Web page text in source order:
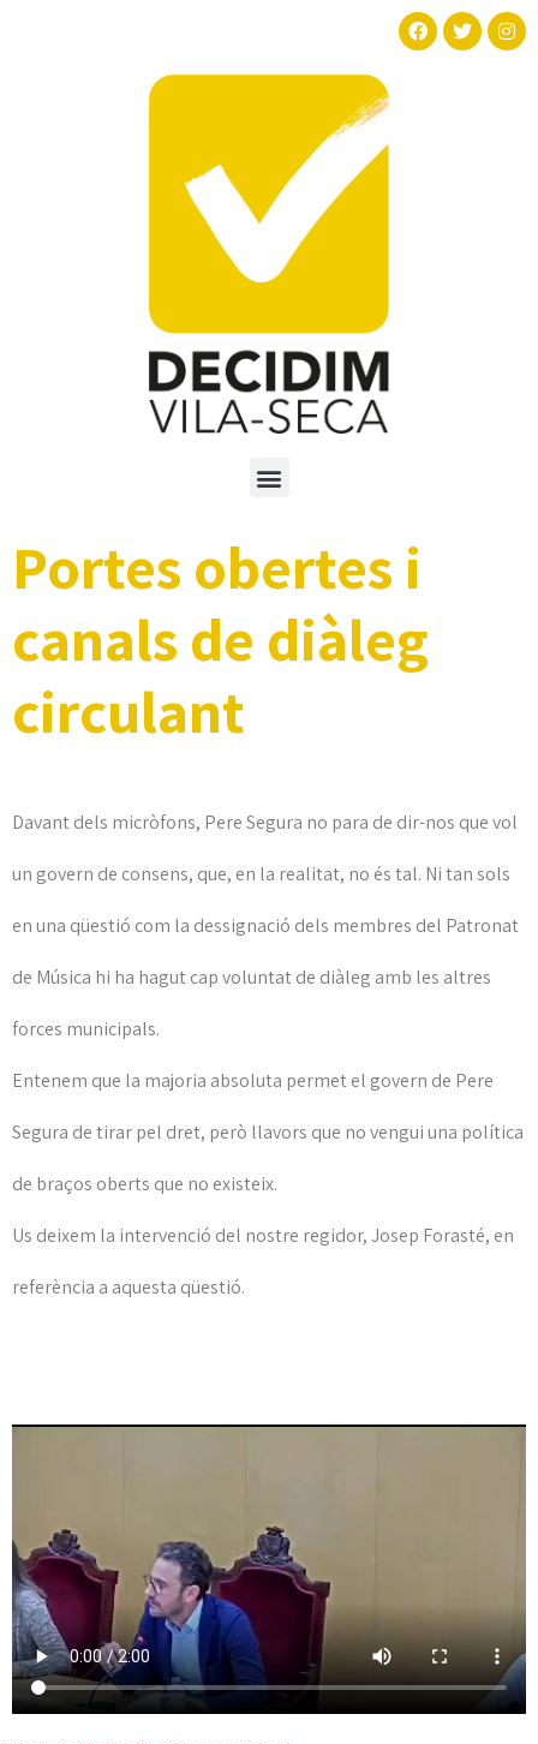
Portes obertes i
canals de diàleg
circulant
Davant dels micròfons, Pere Segura no para de dir-nos que vol
un govern de consens, que, en la realitat, no és tal. Ni tan sols
en una qüestió com la dessignació dels membres del Patronat
de Música hi ha hagut cap voluntat de diàleg amb les altres
forces municipals.
Entenem que la majoria absoluta permet el govern de Pere
Segura de tirar pel dret, però llavors que no vengui una política
de braços oberts que no existeix.
Us deixem la intervenció del nostre regidor, Josep Forasté, en
referència a aquesta qüestió.